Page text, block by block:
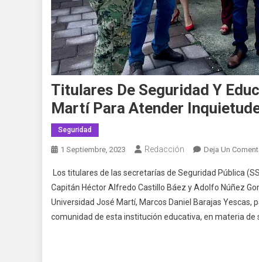
Titulares De Seguridad Y
Martí Para Atender
Seguridad
1 Septiembre, 2023 Redacción Deja Un
Los titulares de las secretarías de Seguridad Pública
Capitán Héctor Alfredo Castillo Báez y Adolfo Núñez
Universidad José Martí, Marcos Daniel Barajas
comunidad de esta institución educativa, en materia de